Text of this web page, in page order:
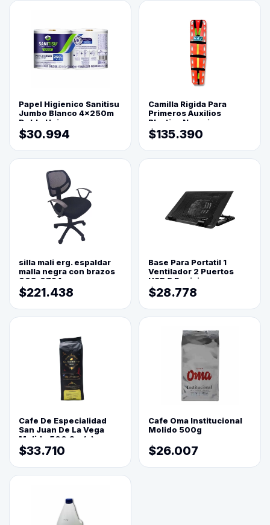
Papel Higienico Sanitisu
Jumbo Blanco 4x250m
Doble Hoja
$30.994
Camilla Rigida Para
Primeros Auxilios
Plastica Naranja
$135.390
silla mali erg. espaldar
malla negra con brazos
003-0794
$221.438
Base Para Portatil 1
Ventilador 2 Puertos
USB 5 Posiciones
$28.778
Cafe De Especialidad
San Juan De La Vega
Molido 500 Grs(=)
$33.710
Cafe Oma Institucional
Molido 500g
$26.007